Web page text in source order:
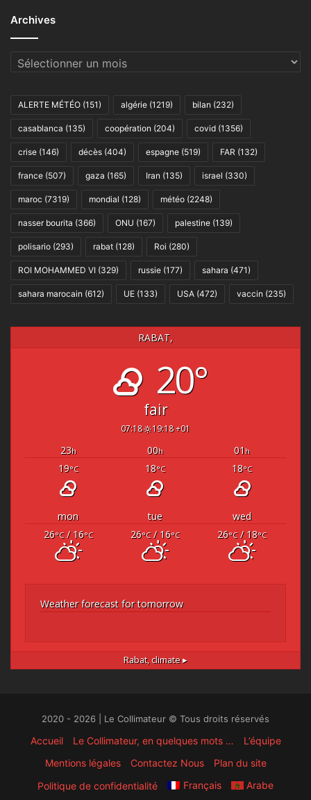
Archives
Archives
ALERTE MÉTÉO (151) algérie (1219) bilan (232)
casablanca (135) coopération (204) covid (1356)
crise (146) décès (404) espagne (519) FAR (132)
france (507) gaza (165) Iran (135) israel (330)
maroc (7319) mondial (128) météo (2248)
nasser bourita (366) ONU (167) palestine (139)
polisario (293) rabat (128) Roi (280)
ROI MOHAMMED VI (329) russie (177) sahara (471)
sahara marocain (612) UE (133) USA (472) vaccin (235)
RABAT,
20°
fair
07:18 19:18 +01
23h 00h 01 h
19°C 18°C 18°C
mon tue
wed
26°C/ 16°C 26°C/ 16°C 26°C/ 18°C
Weather forecast for tomorrow
Rabat, climate ▸
2020 - 2026 | Le Collimateur © Tous droits réservés
Accueil Le Collimateur, en quelques mots …
L’équipe
Mentions légales
Contactez Nous
Plan du site
Politique de confidentialité
Français Arabe